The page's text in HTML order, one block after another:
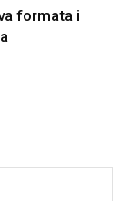
formata i